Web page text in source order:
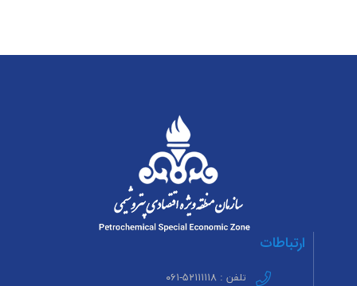
ارتباطات
تلفن : ۵۲۱۱۱۱۱۸-۰۶۱